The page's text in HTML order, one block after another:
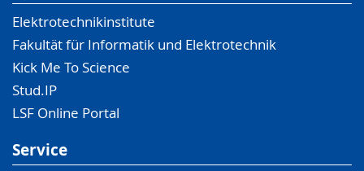
Elektrotechnikinstitute
Fakultät für Informatik und Elektrotechnik
Kick Me To Science
Stud.IP
LSF Online Portal
Service